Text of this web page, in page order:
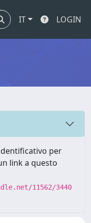
IT LOGIN
per
link a questo
11562/3440